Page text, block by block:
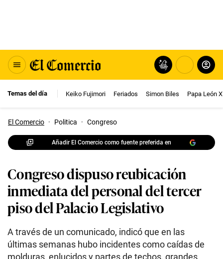
Temas del día Keiko Fujimori Feriados Simon Biles Papa León
El Comercio · Politica · Congreso
Añadir El Comercio como fuente preferida en
Congreso dispuso reubicación
inmediata del personal del tercer
piso del Palacio Legislativo
A través de un comunicado, indicó que en las
últimas semanas hubo incidentes como caídas de
molduras, enlucidos y partes de techos, grandes